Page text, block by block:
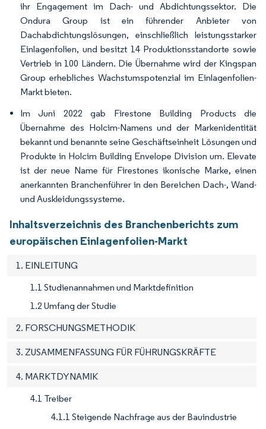
ihr Engagement im Dach- und Abdichtungssektor. Die
Ondura Group ist ein führender Anbieter von
Dachabdichtungslösungen, einschließlich leistungsstarker
Einlagenfolien, und besitzt 14 Produktionsstandorte sowie
Vertrieb in 100 Ländern. Die Übernahme wird der Kingspan
Group erhebliches Wachstumspotenzial im Einlagenfolien-
Markt bieten.
Im Juni 2022 gab Firestone Building Products die
Übernahme des Holcim-Namens und der Markenidentität
bekannt und benannte seine Geschäftseinheit Lösungen und
Produkte in Holcim Building Envelope Division um. Elevate
ist der neue Name für Firestones ikonische Marke, einen
anerkannten Branchenführer in den Bereichen Dach-, Wand-
und Auskleidungssysteme.
Inhaltsverzeichnis des Branchenberichts zum
europäischen Einlagenfolien-Markt
1. EINLEITUNG
1.1 Studienannahmen und Marktdefinition
1.2 Umfang der Studie
2. FORSCHUNGSMETHODIK
3. ZUSAMMENFASSUNG FÜR FÜHRUNGSKRÄFTE
4. MARKTDYNAMIK
4.1 Treiber
4.1.1 Steigende Nachfrage aus der Bauindustrie